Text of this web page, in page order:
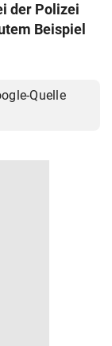
der Polizei
Beispiel
Quelle